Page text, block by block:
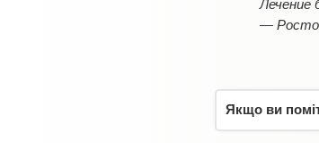
Лечение
—
Якщо ви